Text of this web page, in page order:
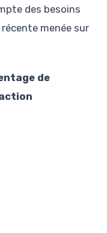
des besoins
menée sur
de